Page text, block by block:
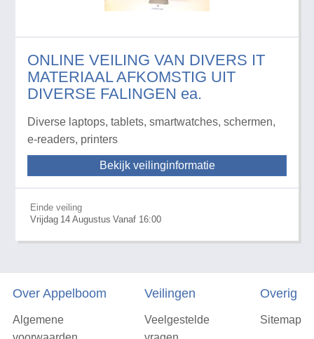
ONLINE VEILING VAN DIVERS IT
MATERIAAL AFKOMSTIG UIT
DIVERSE FALINGEN ea.
Diverse laptops, tablets, smartwatches, schermen,
e-readers, printers
Bekijk veilinginformatie
Einde veiling
Vrijdag 14 Augustus Vanaf 16:00
Over Appelboom
Algemene
Veilingen
Veelgestelde
Overig
Sitemap